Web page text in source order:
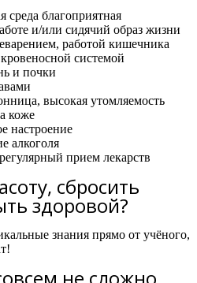
благоприятная
и/или сидячий образ жизни
работой кишечника
системой
и почки
высокая утомляемость
коже
настроение
алкоголя
прием лекарств
сбросить
здоровой?
знания прямо от учёного,